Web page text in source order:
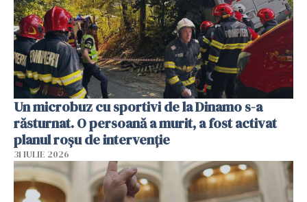
Un microbuz cu sportivi de la Dinamo s-a
răsturnat. O persoană a murit, a fost activat
planul roșu de intervenție
31 IULIE 2026